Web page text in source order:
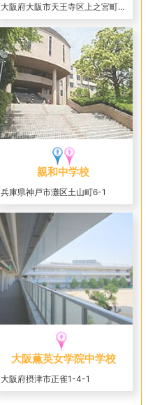
大阪府大阪市天王寺区上之宮町3-16
親和中学校
兵庫県神戸市灘区土山町6-1
大阪薫英女学院中学校
大阪府摂津市正雀1-4-1